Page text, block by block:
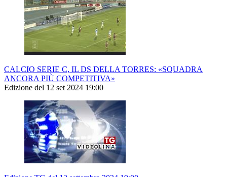
CALCIO SERIE C, IL DS DELLA TORRES: «SQUADRA
ANCORA PIÙ COMPETITIVA»
Edizione del 12 set 2024 19:00